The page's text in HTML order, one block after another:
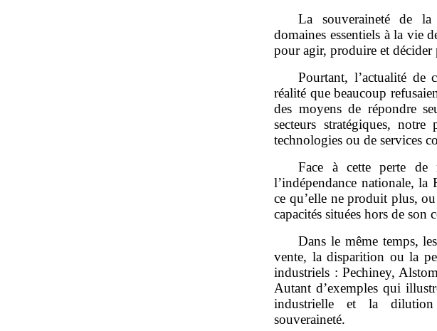
La souveraineté de la
domaines essentiels à la vie
pour agir, produire et décider
Pourtant, l’actualité de
réalité que beaucoup
des moyens de répondre
secteurs stratégiques,
technologies ou de services
Face à cette perte de
l’indépendance nationale, la
ce qu’elle ne produit plus, ou
capacités situées hors de son
Dans le même temps,
vente, la disparition ou la
industriels : Pechiney,
Autant d’exemples qui
industrielle et la dilution
souveraineté.